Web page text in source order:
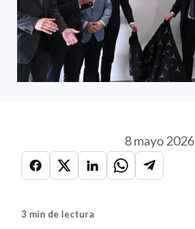
8 mayo 2026
3 min de lectura